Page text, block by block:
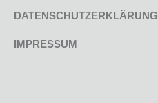
DATENSCHUTZERKLÄRUNG
IMPRESSUM